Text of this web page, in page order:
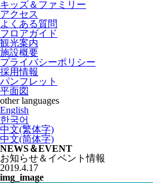
キッズ＆ファミリー
アクセス
よくある質問
フロアガイド
観光案内
施設概要
プライバシーポリシー
採用情報
パンフレット
平面図
other languages
English
한국어
中文(繁体字)
中文(简体字)
NEWS＆EVENT
お知らせ＆イベント情報
2019.4.17
img_image